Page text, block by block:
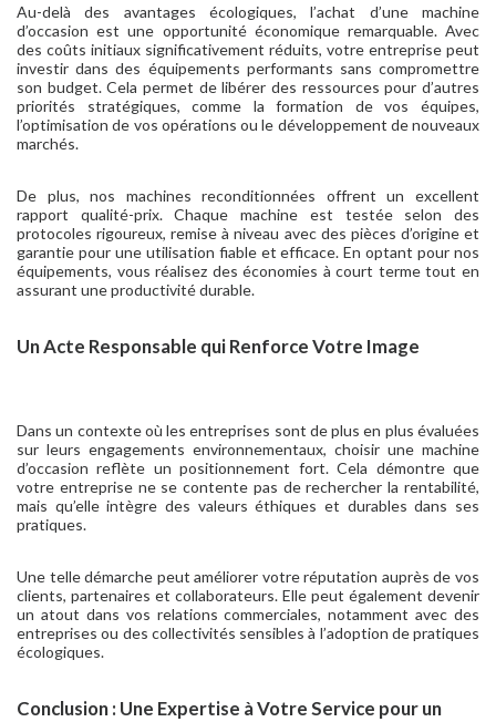
Au-delà des avantages écologiques, l’achat d’une machine
d’occasion est une opportunité économique remarquable. Avec
des coûts initiaux significativement réduits, votre entreprise peut
investir dans des équipements performants sans compromettre
son budget. Cela permet de libérer des ressources pour d’autres
priorités stratégiques, comme la formation de vos équipes,
l’optimisation de vos opérations ou le développement de nouveaux
marchés.
De plus, nos machines reconditionnées offrent un excellent
rapport qualité-prix. Chaque machine est testée selon des
protocoles rigoureux, remise à niveau avec des pièces d’origine et
garantie pour une utilisation fiable et efficace. En optant pour nos
équipements, vous réalisez des économies à court terme tout en
assurant une productivité durable.
Un Acte Responsable qui Renforce Votre Image
Dans un contexte où les entreprises sont de plus en plus évaluées
sur leurs engagements environnementaux, choisir une machine
d’occasion reflète un positionnement fort. Cela démontre que
votre entreprise ne se contente pas de rechercher la rentabilité,
mais qu’elle intègre des valeurs éthiques et durables dans ses
pratiques.
Une telle démarche peut améliorer votre réputation auprès de vos
clients, partenaires et collaborateurs. Elle peut également devenir
un atout dans vos relations commerciales, notamment avec des
entreprises ou des collectivités sensibles à l’adoption de pratiques
écologiques.
Conclusion : Une Expertise à Votre Service pour un